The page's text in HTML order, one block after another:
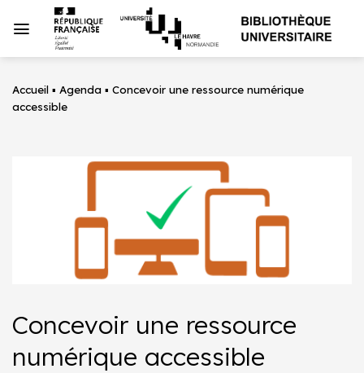
au
Accueil ▪ Agenda ▪ Concevoir une ressource numérique
accessible
Concevoir une ressource
numérique accessible